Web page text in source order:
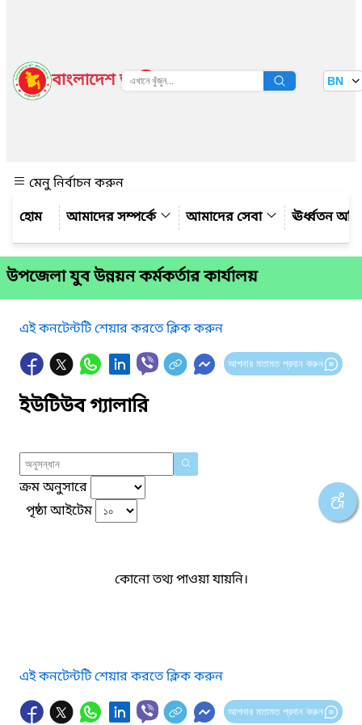
বাংলাদেশ জাতীয় তথ্য বাতায়ন BN
মেনু নির্বাচন করুন
আমাদের সম্পর্কে
আমাদের সেবা ঊর্ধ্বতন
উপজেলা যুব উন্নয়ন কর্মকর্তার কার্যালয়
এই কনটেন্টটি শেয়ার করতে ক্লিক করুন
আপনার মতামত প্রদান করুন
ইউটিউব গ্যালারি
ক্রম অনুসারে
পৃষ্ঠা আইটেম
কোনো তথ্য পাওয়া যায়নি।
এই কনটেন্টটি শেয়ার করতে ক্লিক করুন
আপনার মতামত প্রদান করুন